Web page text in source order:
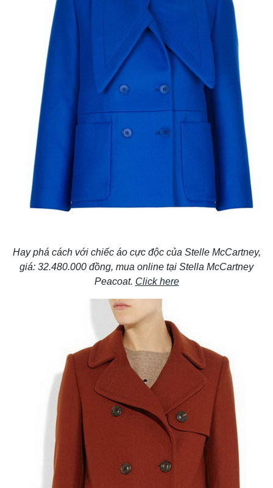
Hay phá cách với chiếc áo cực độc của Stelle McCartney,
giá: 32.480.000 đồng, mua online tại Stella McCartney
Peacoat. Click here